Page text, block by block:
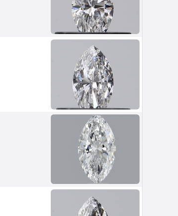
Van Amstel Waag
€ 500excl. BTW